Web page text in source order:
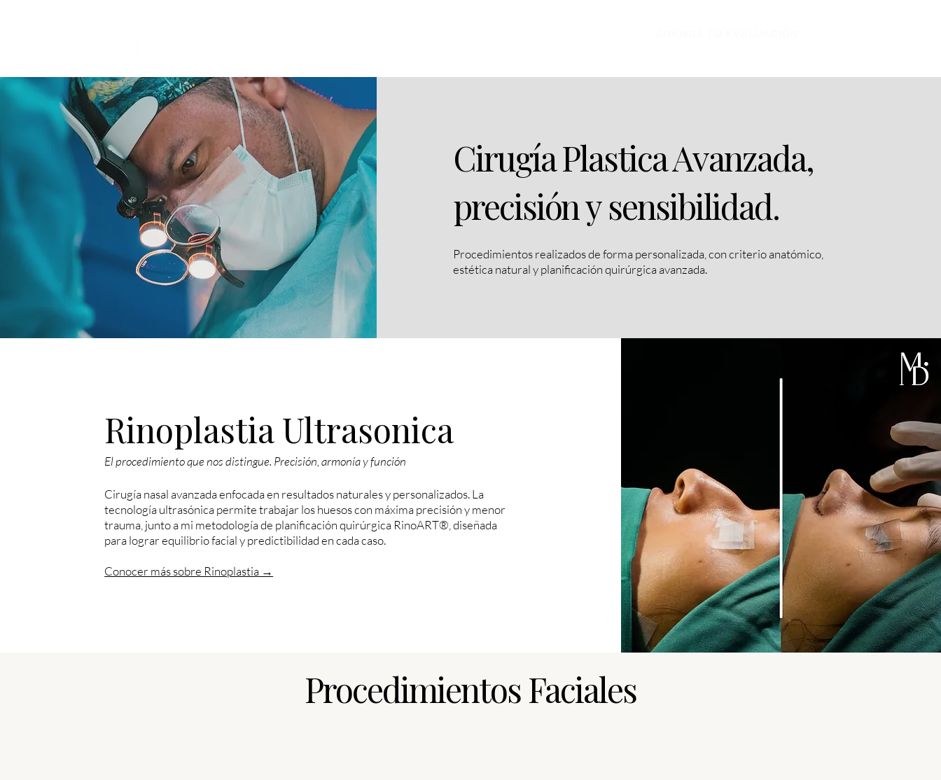
Cirugía Plastica Avanzada,
precisión y sensibilidad.
Procedimientos realizados de forma personalizada, con criterio anatómico,
estética natural y planificación quirúrgica avanzada.
Rinoplastia Ultrasonica
​​El procedimiento que nos distingue. Precisión, armonía y función
Cirugía nasal avanzada enfocada en resultados naturales y personalizados. La
tecnología ultrasónica permite trabajar los huesos con máxima precisión y menor
trauma, junto a mi metodología de planificación quirúrgica RinoART®, diseñada
para lograr equilibrio facial y predictibilidad en cada caso.
Conocer más sobre Rinoplastia →
Procedimientos Faciales